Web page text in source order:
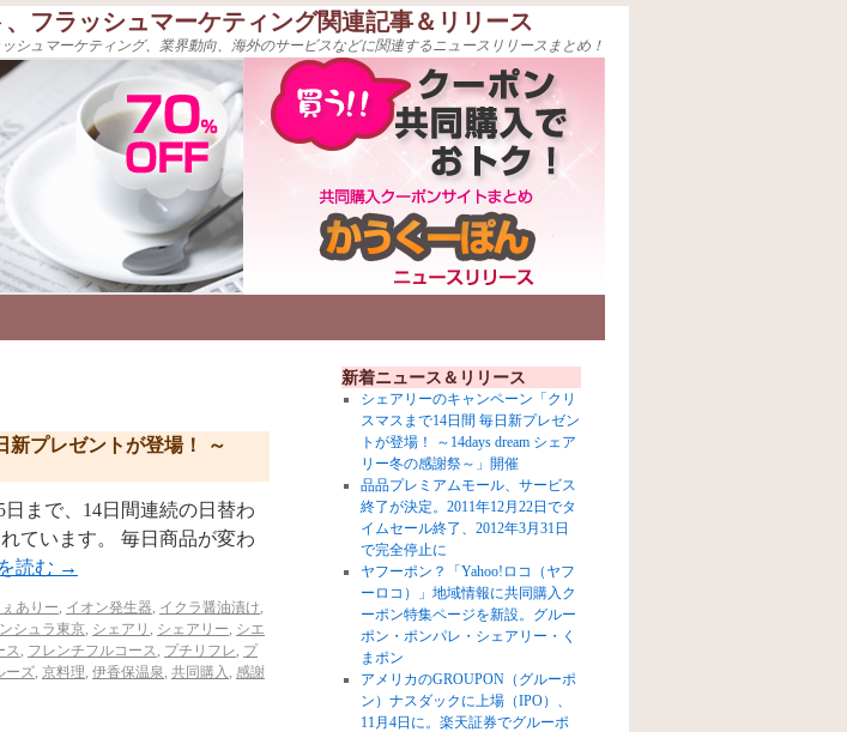
フラッシュマーケティング関連記事＆リリース
シュマーケティング、業界動向、海外のサービスなどに関連するニュースリリースまとめ！
新プレゼントが登場！ ～
日まで、14日間連続の日替わ
ています。 毎日商品が変わ
読む →
ぇありー, イオン発生器, イクラ醤油漬け,
シュラ東京, シェアリ , シェアリー, シエ
ス, フレンチフルコース, プチリフレ, プ
ーズ, 京料理, 伊香保温泉, 共同購入 , 感謝
新着ニュース＆リリース
シェアリーのキャンペーン「クリ
スマスまで14日間 毎日新プレゼン
トが登場！ ～14days dream シェア
リー冬の感謝祭～」開催
品品プレミアムモール、サービス
終了が決定。2011年12月22日でタ
イムセール終了、2012年3月31日
で完全停止に
ヤフーポン？「Yahoo!ロコ（ヤフ
ーロコ）」地域情報に共同購入ク
ーポン特集ページを新設。グルー
ポン・ポンパレ・シェアリー・く
まポン
アメリカのGROUPON（グルーポ
ン）ナスダックに上場（IPO）、
11月4日に。楽天証券でグルーポ